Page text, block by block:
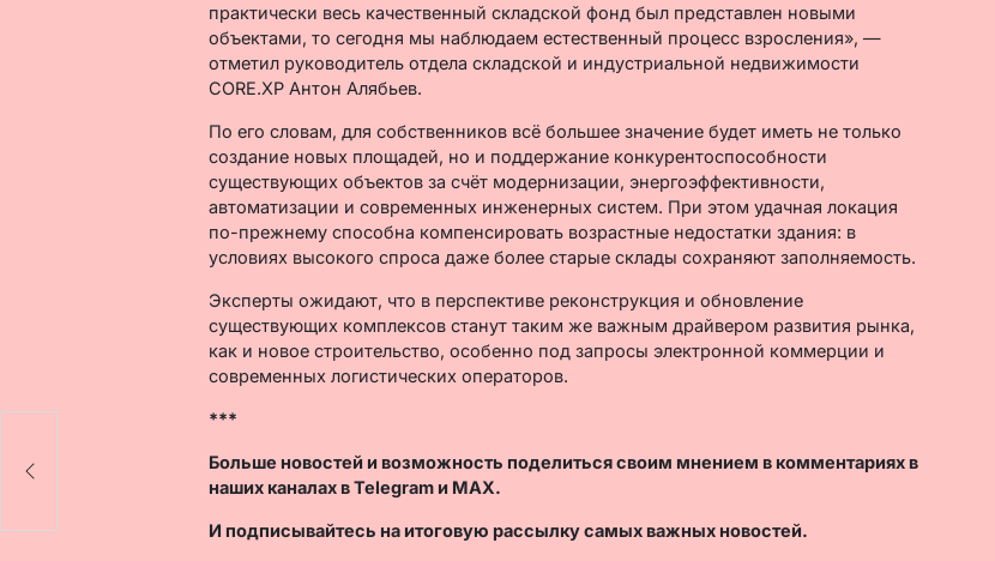
практически весь качественный складской фонд был представлен новыми
объектами, то сегодня мы наблюдаем естественный процесс взросления», —
отметил руководитель отдела складской и индустриальной недвижимости
CORE.XP Антон Алябьев.
По его словам, для собственников всё большее значение будет иметь не только
создание новых площадей, но и поддержание конкурентоспособности
существующих объектов за счёт модернизации, энергоэффективности,
автоматизации и современных инженерных систем. При этом удачная локация
по-прежнему способна компенсировать возрастные недостатки здания: в
условиях высокого спроса даже более старые склады сохраняют заполняемость.
Эксперты ожидают, что в перспективе реконструкция и обновление
существующих комплексов станут таким же важным драйвером развития рынка,
как и новое строительство, особенно под запросы электронной коммерции и
современных логистических операторов.
***
Больше новостей и возможность поделиться своим мнением в комментариях в
наших каналах вTelegram и MAX.
И подписывайтесь на итоговую рассылку самых важных новостей.